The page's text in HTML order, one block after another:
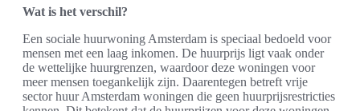
Wat is het verschil?
Een sociale huurwoning Amsterdam is speciaal bedoeld voor
mensen met een laag inkomen. De huurprijs ligt vaak onder
de wettelijke huurgrenzen, waardoor deze woningen voor
meer mensen toegankelijk zijn. Daarentegen betreft vrije
sector huur Amsterdam woningen die geen huurprijsrestricties